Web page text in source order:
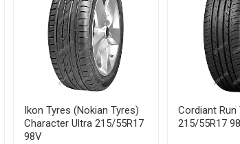
Ikon Tyres (Nokian Tyres)
Character Ultra 215/55R17
98V
Cordiant Run
215/55R17